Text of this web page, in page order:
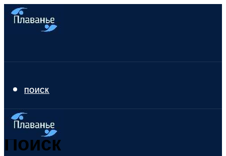
ПОИСК
Поиск